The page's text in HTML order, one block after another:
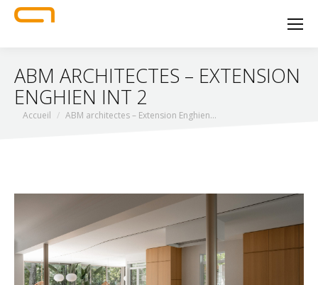
ABM ARCHITECTES – EXTENSION
ENGHIEN INT 2
Vous êtes ici :
Accueil ABM architectes – Extension Enghien…